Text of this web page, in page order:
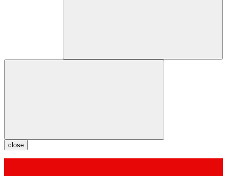
close